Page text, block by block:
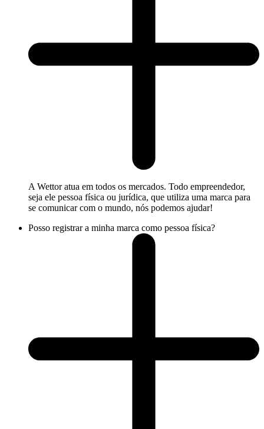
A Wettor atua em todos os mercados. Todo empreendedor,
seja ele pessoa física ou jurídica, que utiliza uma marca para
se comunicar com o mundo, nós podemos ajudar!
Posso registrar a minha marca como pessoa física?